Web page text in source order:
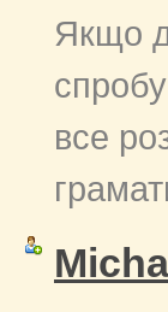
Якщо
все